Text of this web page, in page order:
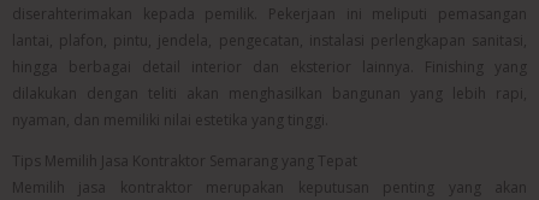
diserahterimakan kepada pemilik. Pekerjaan ini meliputi pemasangan
lantai, plafon, pintu, jendela, pengecatan, instalasi perlengkapan sanitasi,
hingga berbagai detail interior dan eksterior lainnya. Finishing yang
dilakukan dengan teliti akan menghasilkan bangunan yang lebih rapi,
nyaman, dan memiliki nilai estetika yang tinggi.
Tips Memilih Jasa Kontraktor Semarang yang Tepat
Memilih jasa kontraktor merupakan keputusan penting yang akan